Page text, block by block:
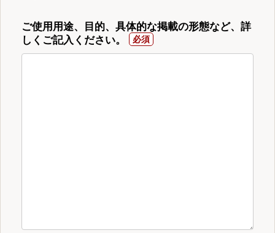
ご使用用途、目的、具体的な掲載の形態など、詳
しくご記入ください。